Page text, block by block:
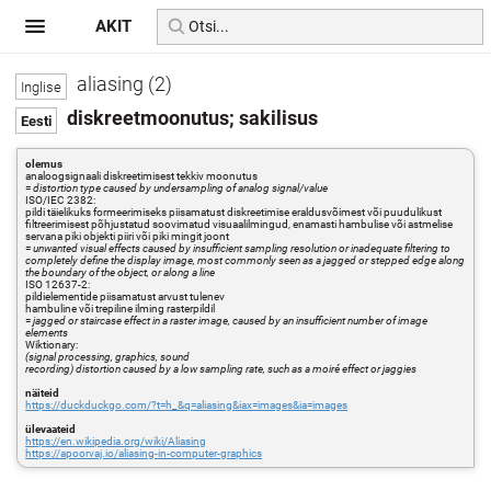
aliasing (2)
diskreetmoonutus; sakilisus
olemus
analoogsignaali diskreetimisest tekkiv moonutus
=distortion type caused by undersampling of analog signal/value
ISO/IEC 2382:
pildi täielikuks formeerimiseks piisamatust diskreetimise eraldusvõimest või puudulikust
filtreerimisest põhjustatud soovimatud visuaalilmingud, enamasti hambulise või astmelise
servana piki objekti piiri või piki mingit joont
=unwanted visual effects caused by insufficient sampling resolution or inadequate filtering to
completely define the display image, most commonly seen as a jagged or stepped edge along
the boundary of the object, or along a line
ISO 12637-2:
pildielementide piisamatust arvust tulenev
hambuline või trepiline ilming rasterpildil
=jagged or staircase effect in a raster image, caused by an insufficient number of image
elements
Wiktionary:
(signal processing, graphics, sound
recording) distortion caused by a low sampling rate, such as a moiré effect or jaggies
näiteid
https://duckduckgo.com/?t=h_&q=aliasing&iax=images&ia=images
ülevaateid
https://en.wikipedia.org/wiki/Aliasing
https://apoorvaj.io/aliasing-in-computer-graphics
AKIT